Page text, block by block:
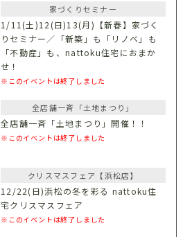
家づくりセミナー
1/11(土)12(日)13(月)【新春】家づく
りセミナー／「新築」も「リノベ」も
「不動産」も、nattoku住宅におまか
せ！
※このイベントは終了しました
全店舗一斉「土地まつり」
全店舗一斉「土地まつり」開催！！
※このイベントは終了しました
クリスマスフェア【浜松店】
12/22(日)浜松の冬を彩る nattoku住
宅クリスマスフェア
※このイベントは終了しました